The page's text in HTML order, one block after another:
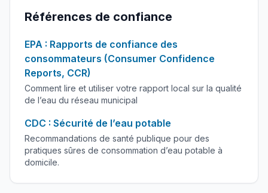
Références de confiance
EPA : Rapports de confiance des
consommateurs (Consumer Confidence
Reports, CCR)
Comment lire et utiliser votre rapport local sur la qualité
de l’eau du réseau municipal
CDC : Sécurité de l’eau potable
Recommandations de santé publique pour des
pratiques sûres de consommation d’eau potable à
domicile.